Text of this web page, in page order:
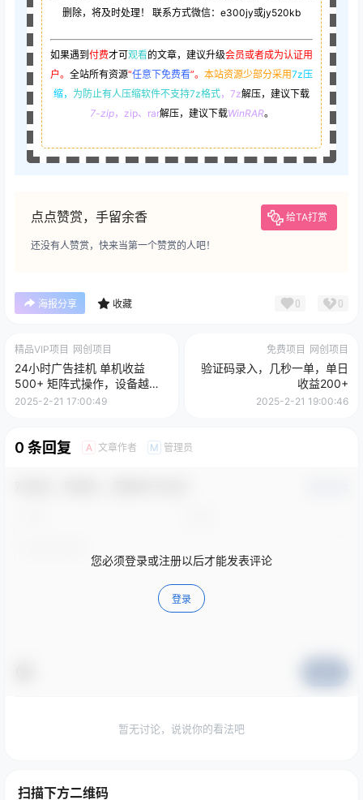
删除，将及时处理！ 联系方式微信：e300jy或jy520kb
如果遇到 付费才可观看的文章，建议升级会员或者成为认证用
户。 全站所有资源“任意下免费看”。 本站资源少部分采用7z压
缩， 为防止有人压缩软件不支持7z格式，7z解压，建议下载
7-zip，zip、rar解压，建议下载WinRAR。
点点赞赏，手留余香 给TA打赏
还没有人赞赏，快来当第一个赞赏的人吧！
海报分享 收藏 0 0
精品VIP项目 网创项目
24小时广告挂机 单机收益
500+ 矩阵式操作，设备越多
收益越大，小白轻松上手
2025-2-21 17:00:49
免费项目 网创项目
验证码录入，几秒一单，单日
收益200+
2025-2-21 19:00:46
0 条回复 A 文章作者 M 管理员
您必须登录或注册以后才能发表评论
登录
暂无讨论，说说你的看法吧
扫描下方二维码